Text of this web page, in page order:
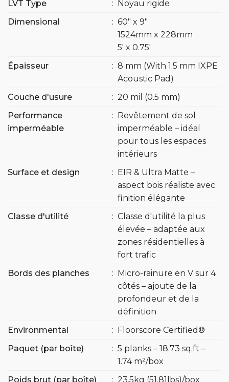
LVT Type
: Noyau rigide
Dimensional
: 60″ x 9″
1524mm x 228mm
5′ x 0.75′
Épaisseur
: 8 mm (With 1.5 mm IXPE
Acoustic Pad)
Couche d'usure
: 20 mil (0.5 mm)
Performance
imperméable
: Revêtement de sol
imperméable – idéal
pour tous les espaces
intérieurs
Surface et design
: EIR & Ultra Matte –
aspect bois réaliste avec
finition élégante
Classe d'utilité
: Classe d'utilité la plus
élevée – adaptée aux
zones résidentielles à
fort trafic
Bords des planches
: Micro-rainure en V sur 4
côtés – ajoute de la
profondeur et de la
définition
Environmental
: Floorscore Certified®
Paquet (par boîte)
: 5 planks – 18.73 sq.ft –
1.74 m²/box
Poids brut (par boîte)
: 23.5kg (51.81lbs)/box